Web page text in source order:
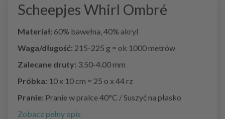
Scheepjes Whirl Ombré
Materiał: 60% bawełna, 40% akryl
Waga/długość: 215-225 g = ok 1000 metrów
Zalecane druty: 3.50-4.00 mm
Próbka: 10 x 10 cm = 25 o x 44 rz
Pranie: Pranie w pralce 40°C / Suszyć na płasko
Zobacz pełny opis